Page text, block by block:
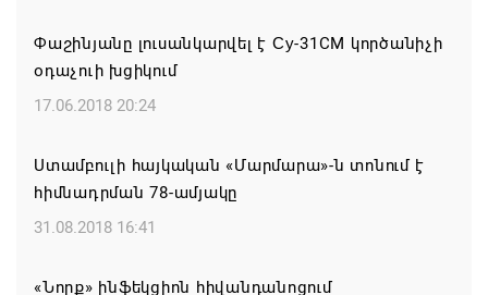
06.08.2026 17:52
Փաշինյանը լուսանկարվել է Су-31CM կործանիչի
օդաչուի խցիկում
17.06.2018 20:24
Ստամբուլի հայկական «Մարմարա»-ն տոնում է
հիմնադրման 78-ամյակը
31.08.2018 16:41
«Նորք» ինֆեկցիոն հիվանդանոցում